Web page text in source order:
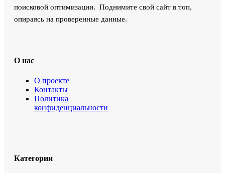
поисковой оптимизации. Поднимите свой сайт в топ,
опираясь на проверенные данные.
О нас
О проекте
Контакты
Политика
конфиденциальности
Категории